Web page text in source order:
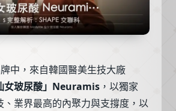
中，來自韓國醫美生技大廠
女玻尿酸」Neuramis ，以獨家
、業界最高的內聚力與支撐度，以